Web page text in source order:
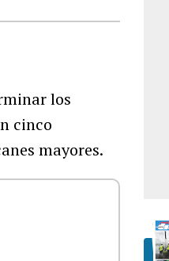
los
cinco
mayores.